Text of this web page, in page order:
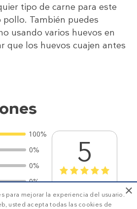
tipo de carne para este
También puedes
usando varios huevos en
que los huevos cuajen antes
100%
0%
0%
0%
0%
5
1 2 3 4 5
×
para mejorar la experiencia del usuario.
usted acepta todas las cookies de